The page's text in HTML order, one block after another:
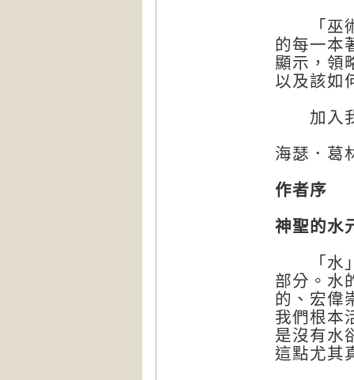
「巫術
的每一本
顯示，領
以及該如
加入我
海瑟．葛
作者序
神聖的水
「水」
部分。水
的、宏偉
我們根本
是沒有水
這點尤其